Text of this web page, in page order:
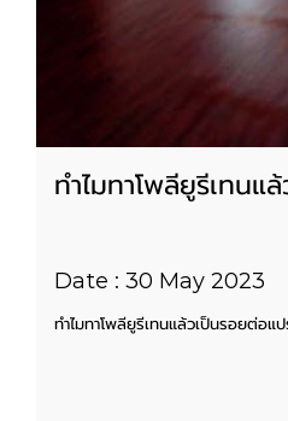
ทำไมทาโพลียูรีเทนแ
Date : 30 May 2023
ทำไมทาโพลียูรีเทนแล้วเป็นรอยต่อแ